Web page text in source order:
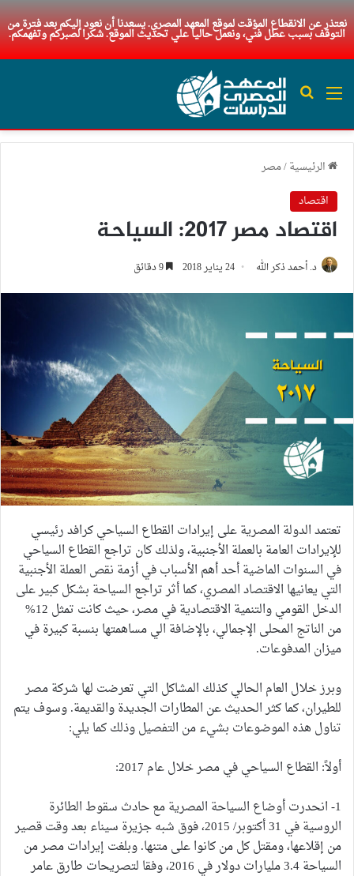
نعتذر عن الانقطاع المؤقت لموقع المعهد المصري. يسعدنا أن نعود إليكم بعد فترة من
التوقف بسبب عطل فني، ونعمل حاليا علي تحديث الموقع. شكرا لصبركم وتفهمكم.
القائمة بحث عن
الرئيسية/مصر
اقتصاد
اقتصاد مصر 2017: السياحة
د. أحمد ذكر الله 24 يناير 2018
تعتمد الدولة المصرية على إيرادات القطاع السياحي كرافد رئيسي
للإيرادات العامة بالعملة الأجنبية، ولذلك كان تراجع القطاع السياحي
في السنوات الماضية أحد أهم الأسباب في أزمة نقص العملة الأجنبية
التي يعانيها الاقتصاد المصري، كما أثر تراجع السياحة بشكل كبير على
الدخل القومي والتنمية الاقتصادية في مصر، حيث كانت تمثل 12%
من الناتج المحلى الإجمالي، بالإضافة الي مساهمتها بنسبة كبيرة في
ميزان المدفوعات.
وبرز خلال العام الحالي كذلك المشاكل التي تعرضت لها شركة مصر
للطيران، كما كثر الحديث عن المطارات الجديدة والقديمة. وسوف يتم
تناول هذه الموضوعات بشيء من التفصيل وذلك كما يلي:
أولاً: القطاع السياحي في مصر خلال عام 2017:
1- انحدرت أوضاع السياحة المصرية مع حادث سقوط الطائرة
الروسية في 31 أكتوبر/ 2015، فوق شبه جزيرة سيناء بعد وقت قصير
من إقلاعها، ومقتل كل من كانوا على متنها. وبلغت إيرادات مصر من
السياحة 3.4 مليارات دولار في 2016، وفقا لتصريحات طارق عامر